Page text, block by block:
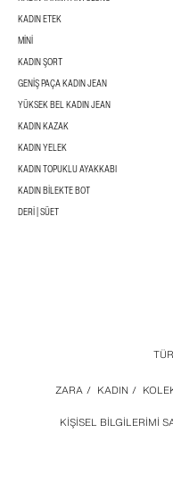
KADIN ETEK
MİNİ
KADIN ŞORT
GENIŞ PAÇA KADIN JEAN
YÜKSEK BEL KADIN JEAN
KADIN KAZAK
KADIN YELEK
KADIN TOPUKLU AYAKKABI
KADIN BILEKTE BOT
DERI | SÜET
KIŞISEL BILGILERIMI
ZARA / KADIN /